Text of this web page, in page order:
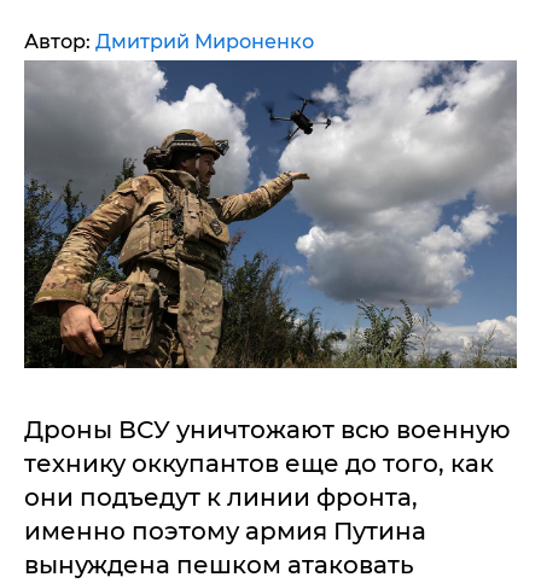
Автор: Дмитрий Мироненко
Дроны ВСУ уничтожают всю военную
технику оккупантов еще до того, как
они подъедут к линии фронта,
именно поэтому армия Путина
вынуждена пешком атаковать